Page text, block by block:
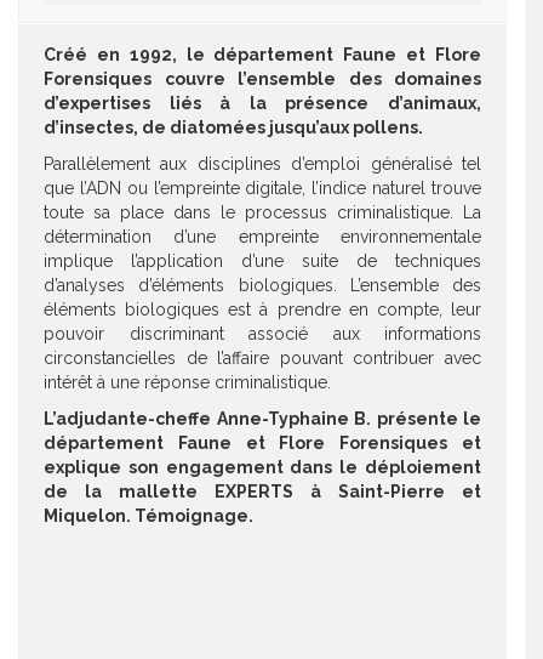
Créé en 1992, le département Faune et Flore
Forensiques couvre l’ensemble des domaines
d’expertises liés à la présence d’animaux,
d’insectes, de diatomées jusqu’aux pollens.
Parallèlement aux disciplines d’emploi généralisé tel
que l’ADN ou l’empreinte digitale, l’indice naturel trouve
toute sa place dans le processus criminalistique. La
détermination d’une empreinte environnementale
implique l’application d’une suite de techniques
d’analyses d’éléments biologiques. L’ensemble des
éléments biologiques est à prendre en compte, leur
pouvoir discriminant associé aux informations
circonstancielles de l’affaire pouvant contribuer avec
intérêt à une réponse criminalistique.
L’adjudante-cheffe Anne-Typhaine B. présente le
département Faune et Flore Forensiques et
explique son engagement dans le déploiement
de la mallette EXPERTS à Saint-Pierre et
Miquelon. Témoignage.